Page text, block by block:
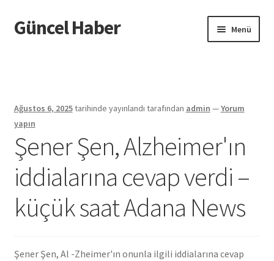
Dolaşıma
geç
İçeriğe
geç
Güncel Haber Menü
Ağustos 6, 2025tarihinde yayınlandı tarafından admin —Yorum
yapın
Şener Şen, Alzheimer'ın
iddialarına cevap verdi –
küçük saat Adana News
Şener Şen, Al -Zheimer'ın onunla ilgili iddialarına cevap